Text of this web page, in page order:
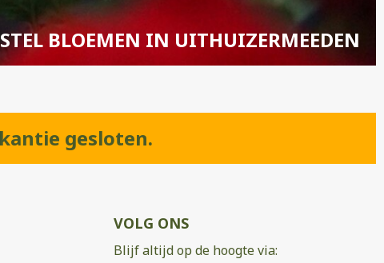
BLOEMEN IN UITHUIZERMEEDEN
gesloten.
VOLG ONS
Blijf altijd op de hoogte via: